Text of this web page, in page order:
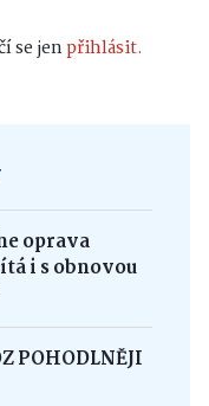
se jenpřihlásit.
oprava
i s obnovou
POHODLNĚJI